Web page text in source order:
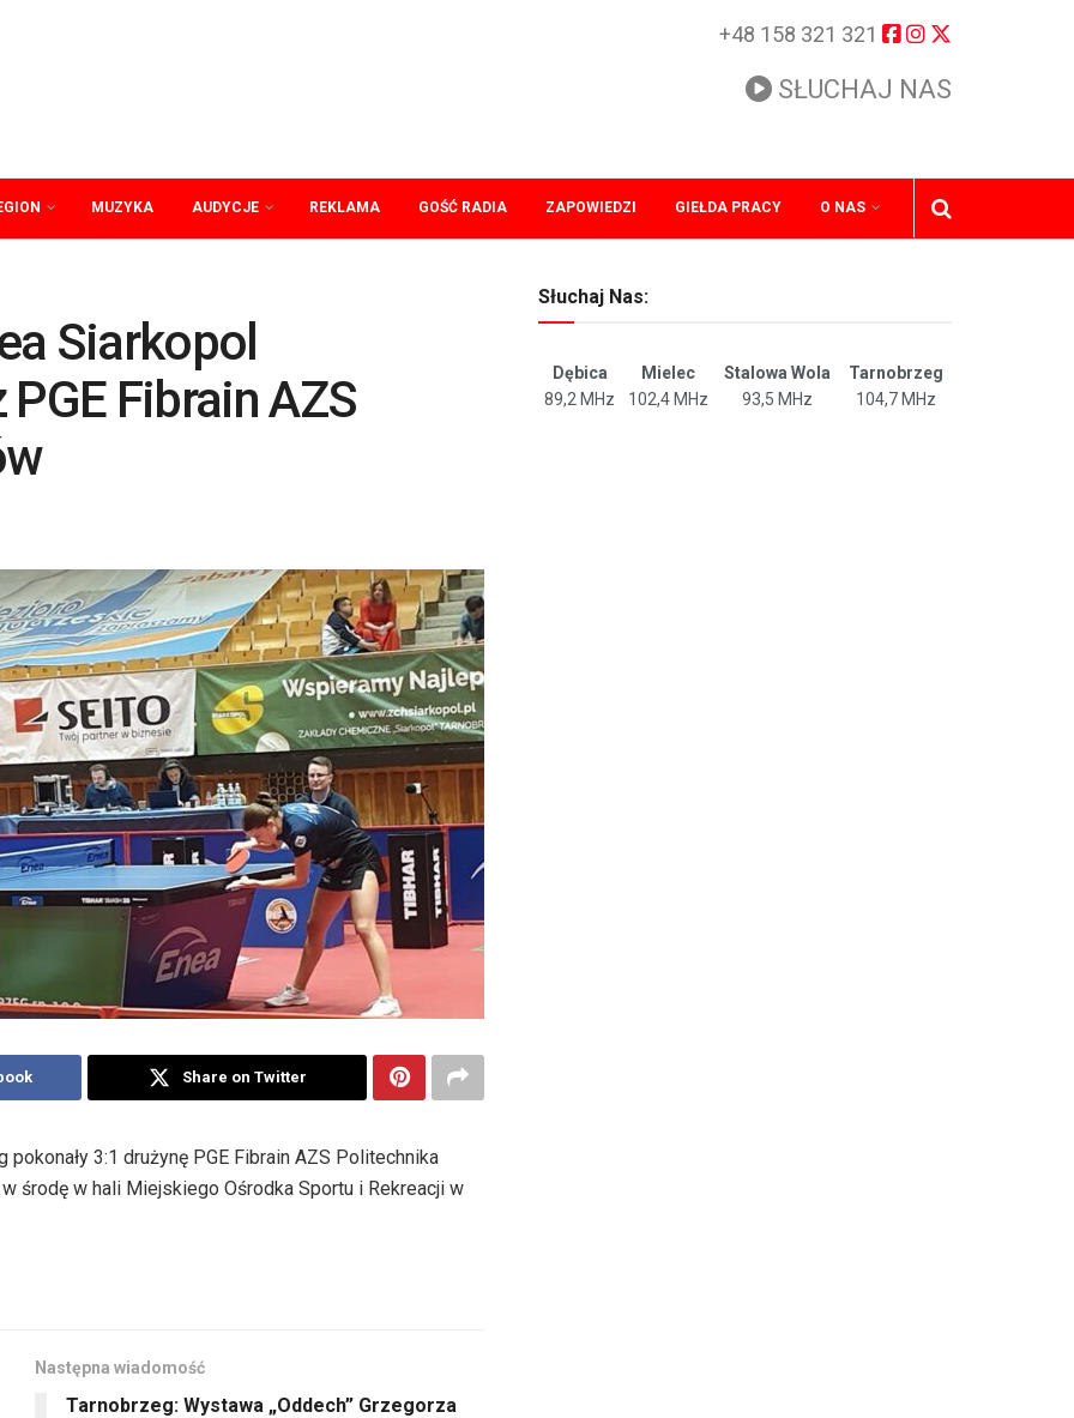
+48 158 321 321
SŁUCHAJ NAS
MUZYKA AUDYCJE REKLAMA GOŚĆ RADIA ZAPOWIEDZI GIEŁDA PRACY O NAS
Siarkopol
Fibrain AZS
Share on Twitter
3:1 drużynę PGE Fibrain AZS Politechnika
środę w hali Miejskiego Ośrodka Sportu i Rekreacji w
Następna wiadomość
Tarnobrzeg: Wystawa „Oddech” Grzegorza
Słuchaj Nas:
Dębica Mielec Stalowa Wola
Tarnobrzeg
89,2 MHz
102,4 MHz 93,5 MHz 104,7 MHz